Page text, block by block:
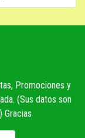
Promociones y
(Sus datos son
Gracias